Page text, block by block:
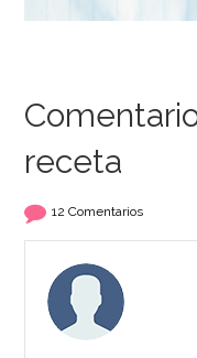
receta
12 Comentarios